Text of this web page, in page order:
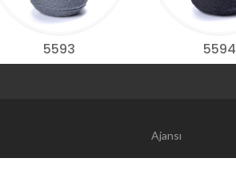
5593 5594
Web
Ajansı